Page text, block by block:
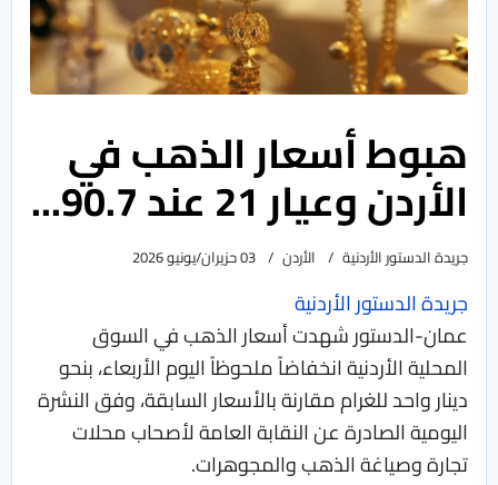
هبوط أسعار الذهب في
الأردن وعيار 21 عند 90.7...
جريدة الدستور الأردنية الأردن 03 حزيران/يونيو 2026
جريدة الدستور الأردنية
عمان-الدستور شهدت أسعار الذهب في السوق
المحلية الأردنية انخفاضاً ملحوظاً اليوم الأربعاء، بنحو
دينار واحد للغرام مقارنة بالأسعار السابقة، وفق النشرة
اليومية الصادرة عن النقابة العامة لأصحاب محلات
تجارة وصياغة الذهب والمجوهرات.